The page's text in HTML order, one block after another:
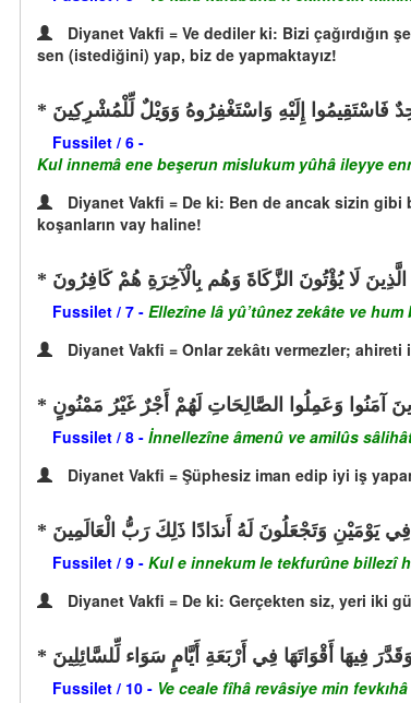
Diyanet Vakfi = Ve dediler ki: Bizi çağırdığın
sen (istediğini) yap, biz de yapmaktayız!
فَاسْتَقِيمُوا إِلَيْهِ وَاسْتَغْفِرُوهُ وَوَيْلٌ لِّلْمُشْرِكِينَ
Fussilet / 6 -
Kul innemâ ene beşerun mislukum yûhâ ileyye
Diyanet Vakfi = De ki: Ben de ancak sizin
koşanların vay haline!
الَّذِينَ لَا يُؤْتُونَ الزَّكَاةَ وَهُم بِالْآخِرَةِ هُمْ كَافِرُونَ
Fussilet / 7 - Ellezîne lâ yû’tûnez zekâte ve
Diyanet Vakfi = Onlar zekâtı vermezler; ahireti
آمَنُوا وَعَمِلُوا الصَّالِحَاتِ لَهُمْ أَجْرٌ غَيْرُ مَمْنُونٍ
Fussilet / 8 - İnnellezîne âmenû ve amilûs
Diyanet Vakfi = Şüphesiz iman edip iyi iş
يَوْمَيْنِ وَتَجْعَلُونَ لَهُ أَندَادًا ذَلِكَ رَبُّ الْعَالَمِينَ
Fussilet / 9 - Kul e innekum le tekfurûne billezî
Diyanet Vakfi = De ki: Gerçekten siz, yeri iki
فِيهَا أَقْوَاتَهَا فِي أَرْبَعَةِ أَيَّامٍ سَوَاء لِّلسَّائِلِينَ
Fussilet / 10 - Ve ceale fîhâ revâsiye min